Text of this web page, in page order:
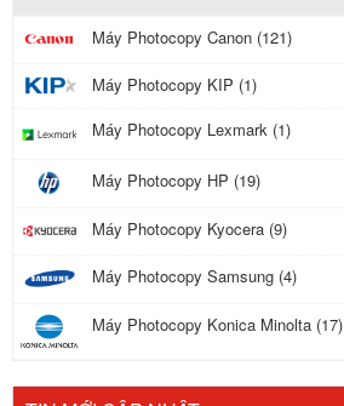
Máy Photocopy Canon (121)
Máy Photocopy KIP (1)
Máy Photocopy Lexmark (1)
Máy Photocopy HP (19)
Máy Photocopy Kyocera (9)
Máy Photocopy Samsung (4)
Máy Photocopy Konica Minolta (17)